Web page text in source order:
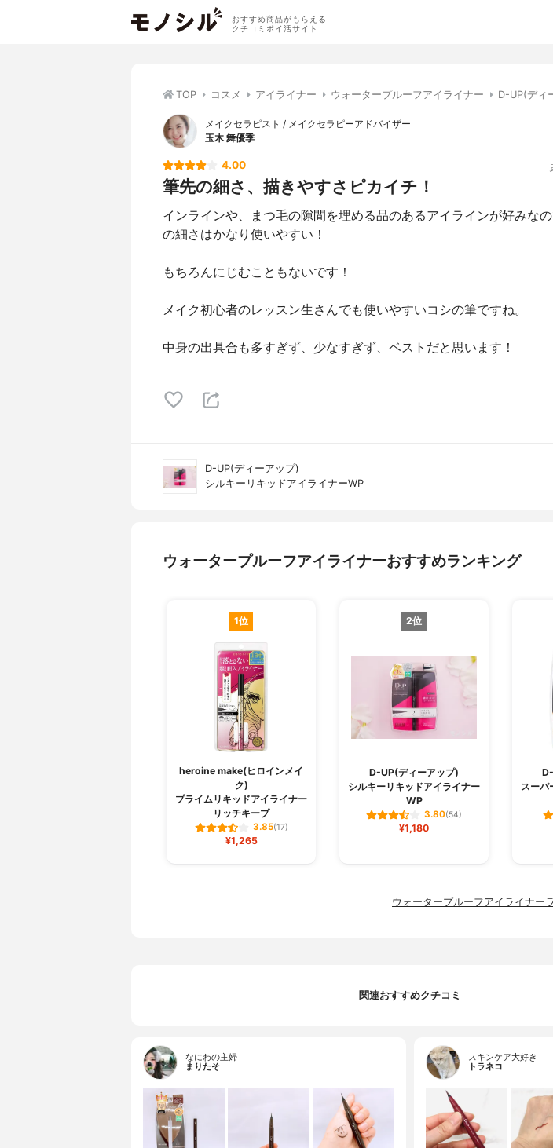
おすすめ商品がもらえる
クチコミポイ活サイト
TOP コスメ アイライナー ウォータープルーフアイライナー D-UP(ディ
メイクセラピスト / メイクセラピーアドバイザー
玉木 舞優季
4.00
筆先の細さ、描きやすさピカイチ！
インラインや、まつ毛の隙間を埋める品のあるアイラインが好みな
の細さはかなり使いやすい！
もちろんにじむこともないです！
メイク初心者のレッスン生さんでも使いやすいコシの筆ですね。
中身の出具合も多すぎず、少なすぎず、ベストだと思います！
D-UP(ディーアップ)
シルキーリキッドアイライナーWP
ウォータープルーフアイライナーおすすめランキング
1位
heroine make(ヒロインメイ
ク)
プライムリキッドアイライナー
リッチキープ
3.85(17)
¥1,265
2位
D-UP(ディーアップ)
シルキーリキッドアイライナー
WP
3.80(54)
¥1,180
スーパ
ウォータープルーフアイライナー
関連おすすめクチコミ
なにわの主婦
まりたそ
スキンケア大好き
トラネコ